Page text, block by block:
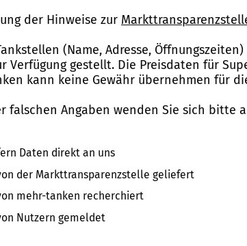
der Hinweise zur
(Name, Adresse,
Verfügung gestellt. Die Preisdaten für
kann keine Gewähr übernehmen für
falschen Angaben wenden Sie sich bitte
Daten direkt an uns
der Markttransparenzstelle geliefert
mehr-tanken recherchiert
Nutzern gemeldet